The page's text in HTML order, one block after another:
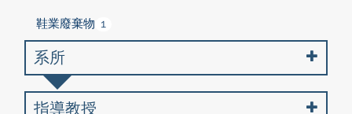
鞋業廢棄物 1
系所
指導教授